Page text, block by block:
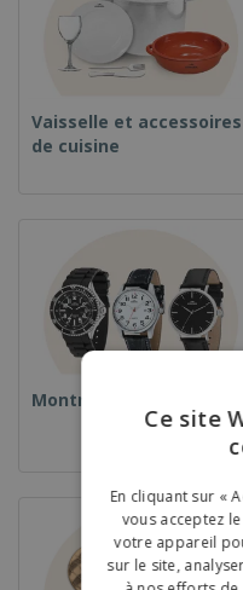
Vaisselle et accessoires
de cuisine
Montres
Ce site
En cliquant sur «
vous acceptez
votre appareil
sur le site,